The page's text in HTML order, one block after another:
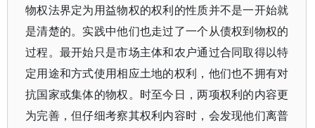
物权法界定为用益物权的权利的性质并不是一开始就
是清楚的。实践中他们也走过了一个从债权到物权的
过程。最开始只是市场主体和农户通过合同取得以特
定用途和方式使用相应土地的权利，他们也不拥有对
抗国家或集体的物权。时至今日，两项权利的内容更
为完善，但仔细考察其权利内容时，会发现他们离普